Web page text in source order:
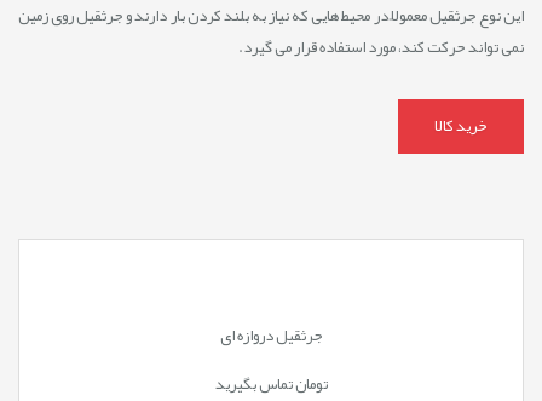
این نوع جرثقیل معمولاً در محیط ‌هایی که نیاز به بلند کردن بار دارند و جرثقیل روی زمین
نمی ‌تواند حرکت کند، مورد استفاده قرار می‌ گیرد.
خرید کالا
جرثقیل دروازه ای
تومانتماس بگیرید